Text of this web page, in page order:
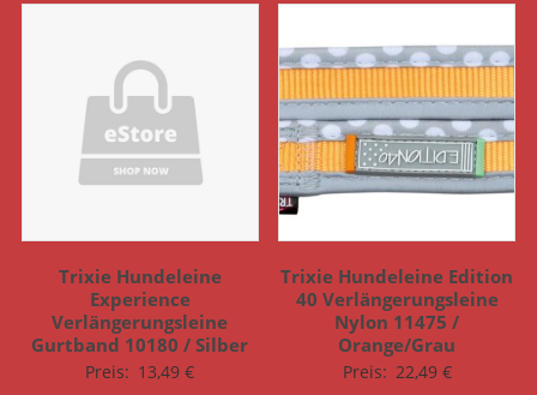
Trixie Hundeleine
Experience
Verlängerungsleine
Gurtband 10180 / Silber
Preis: 13,49€
Trixie Hundeleine Edition
40 Verlängerungsleine
Nylon 11475 /
Orange/Grau
Preis: 22,49 €